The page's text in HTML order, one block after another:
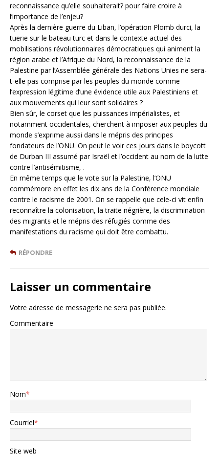
reconnaissance qu’elle souhaiterait? pour faire croire à
l’importance de l’enjeu?
Après la dernière guerre du Liban, l’opération Plomb durci, la
tuerie sur le bateau turc et dans le contexte actuel des
mobilisations révolutionnaires démocratiques qui animent la
région arabe et l’Afrique du Nord, la reconnaissance de la
Palestine par l’Assemblée générale des Nations Unies ne sera-
t-elle pas comprise par les peuples du monde comme
l’expression légitime d’une évidence utile aux Palestiniens et
aux mouvements qui leur sont solidaires ?
Bien sûr, le corset que les puissances impérialistes, et
notamment occidentales, cherchent à imposer aux peuples du
monde s’exprime aussi dans le mépris des principes
fondateurs de l’ONU. On peut le voir ces jours dans le boycott
de Durban III assumé par Israël et l’occident au nom de la lutte
contre l’antisémitisme, .
En même temps que le vote sur la Palestine, l’ONU
commémore en effet les dix ans de la Conférence mondiale
contre le racisme de 2001. On se rappelle que cele-ci vit enfin
reconnaître la colonisation, la traite négrière, la discrimination
des migrants et le mépris des réfugiés comme des
manifestations du racisme qui doit être combattu.
RÉPONDRE
Laisser un commentaire
Votre adresse de messagerie ne sera pas publiée.
Commentaire
Nom*
Courriel*
Site web